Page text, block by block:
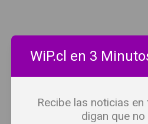
WiP.cl en 3
Recibe las noticias
digan que